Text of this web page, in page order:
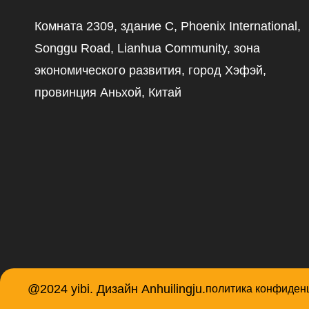
Комната 2309, здание C, Phoenix International,
Songgu Road, Lianhua Community, зона
экономического развития, город Хэфэй,
провинция Аньхой, Китай
@2024 yibi. Дизайн Anhuilingju.политика